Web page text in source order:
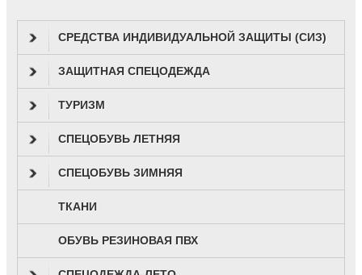
СРЕДСТВА ИНДИВИДУАЛЬНОЙ ЗАЩИТЫ (СИЗ)
ЗАЩИТНАЯ СПЕЦОДЕЖДА
ТУРИЗМ
СПЕЦОБУВЬ ЛЕТНЯЯ
СПЕЦОБУВЬ ЗИМНЯЯ
ТКАНИ
ОБУВЬ РЕЗИНОВАЯ ПВХ